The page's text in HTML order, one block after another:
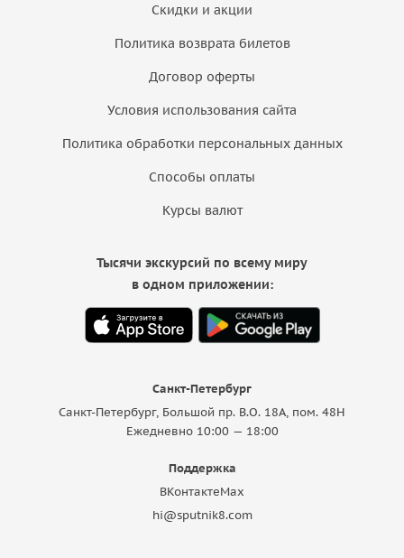
Скидки и акции
Политика возврата билетов
Договор оферты
Условия использования сайта
Политика обработки персональных данных
Способы оплаты
Курсы валют
Санкт-Петербург
Санкт-Петербург, Большой пр. В.О. 18A, пом. 48Н
Ежедневно 10:00 — 18:00
Поддержка
ВКонтактеMax
hi@sputnik8.com
Тысячи экскурсий по всему миру
в одном приложении: